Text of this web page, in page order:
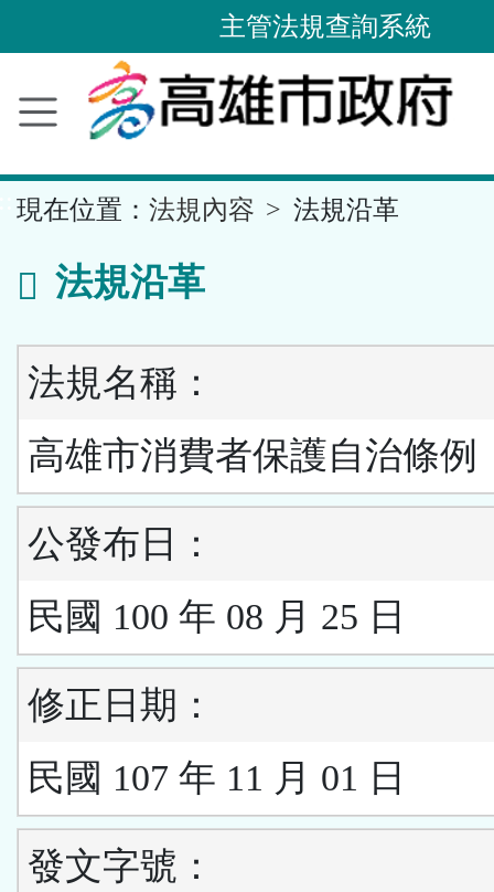
內
容
主管法規查詢系統
現在位置： 法規內容 法規沿革
法規沿革
法規名稱：
高雄市消費者保護自治條例
公發布日：
民國 100 年 08 月 25 日
修正日期：
民國 107 年 11 月 01 日
發文字號：